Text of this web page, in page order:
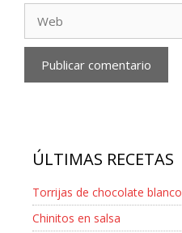
ÚLTIMAS RECETAS
Torrijas de chocolate blanco
Chinitos en salsa